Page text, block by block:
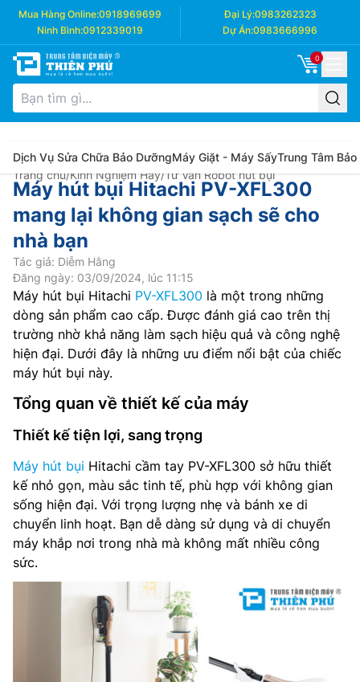
Mua Hàng Online:0918969699 Đại Lý:0983262323
Ninh Bình:0912339019 Dự Án:0983666996
0
Dịch Vụ Sửa Chữa Bảo DưỡngMáy Giặt - Máy SấyTrung Tâm Bảo
Trang chủ/Kinh Nghiệm Hay/Tư Vấn Robot hút bụi
Máy hút bụi Hitachi PV-XFL300
mang lại không gian sạch sẽ cho
nhà bạn
Tác giả: Diễm Hằng
Đăng ngày: 03/09/2024, lúc 11:15
Máy hút bụi Hitachi PV-XFL300 là một trong những
dòng sản phẩm cao cấp. Được đánh giá cao trên thị
trường nhờ khả năng làm sạch hiệu quả và công nghệ
hiện đại. Dưới đây là những ưu điểm nổi bật của chiếc
máy hút bụi này.
Tổng quan về thiết kế của máy
Thiết kế tiện lợi, sang trọng
Máy hút bụi Hitachi cầm tay PV-XFL300 sở hữu thiết
kế nhỏ gọn, màu sắc tinh tế, phù hợp với không gian
sống hiện đại. Với trọng lượng nhẹ và bánh xe di
chuyển linh hoạt. Bạn dễ dàng sử dụng và di chuyển
máy khắp nơi trong nhà mà không mất nhiều công
sức.